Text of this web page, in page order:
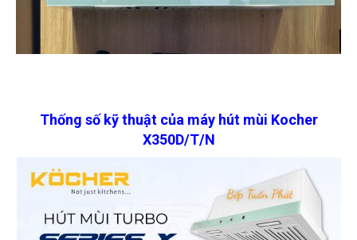
Thống số kỹ thuật của máy hút mùi Kocher
X350D/T/N